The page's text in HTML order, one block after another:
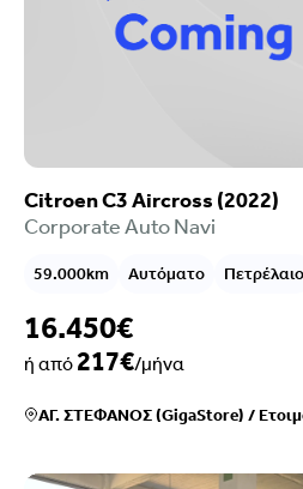
Citroen C3 Aircross (2022)
Corporate Auto Navi
59.000km Αυτόματο Πετρέλαιο
16.450€
ή από217€/μήνα
ΑΓ. ΣΤΕΦΑΝΟΣ (GigaStore) /